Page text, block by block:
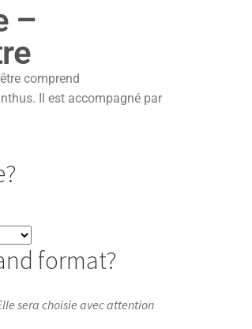
–
comprend
Il est accompagné par
format?
sera choisie avec attention